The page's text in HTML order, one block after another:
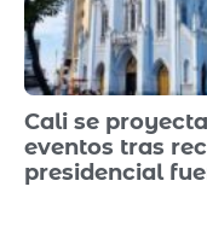
Cali se
eventos tras
presidencial